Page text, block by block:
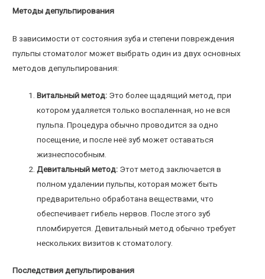
Методы депульпирования
В зависимости от состояния зуба и степени повреждения
пульпы стоматолог может выбрать один из двух основных
методов депульпирования:
Витальный метод: Это более щадящий метод, при
котором удаляется только воспаленная, но не вся
пульпа. Процедура обычно проводится за одно
посещение, и после неё зуб может оставаться
жизнеспособным.
Девитальный метод: Этот метод заключается в
полном удалении пульпы, которая может быть
предварительно обработана веществами, что
обеспечивает гибель нервов. После этого зуб
пломбируется. Девитальный метод обычно требует
нескольких визитов к стоматологу.
Последствия депульпирования